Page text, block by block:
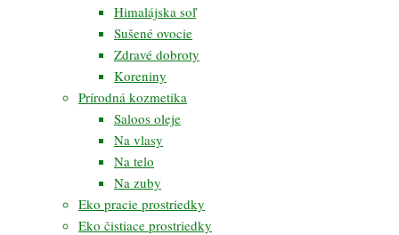
Himalájska soľ
Sušené ovocie
Zdravé dobroty
Koreniny
Prírodná kozmetika
Saloos oleje
Na vlasy
Na telo
Na zuby
Eko pracie prostriedky
Eko čistiace prostriedky